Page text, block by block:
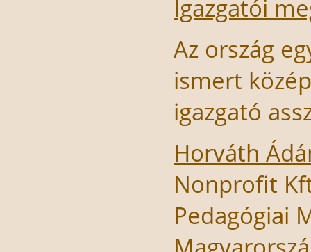
Igazgatói
Az ország
ismert
igazgató
Horváth
Nonprofit
Pedagógiai